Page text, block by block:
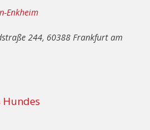
Enkheim
244, 60388 Frankfurt am